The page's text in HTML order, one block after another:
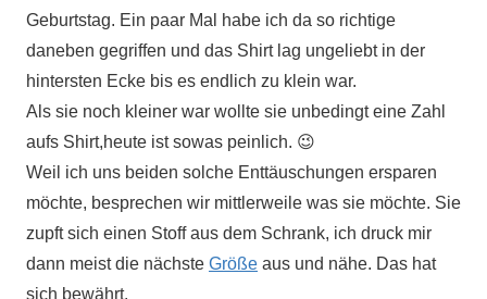
Geburtstag. Ein paar Mal habe ich da so richtige
daneben gegriffen und das Shirt lag ungeliebt in der
hintersten Ecke bis es endlich zu klein war.
Als sie noch kleiner war wollte sie unbedingt eine Zahl
aufs Shirt,heute ist sowas peinlich. 😉
Weil ich uns beiden solche Enttäuschungen ersparen
möchte, besprechen wir mittlerweile was sie möchte. Sie
zupft sich einen Stoff aus dem Schrank, ich druck mir
dann meist die nächste Größe aus und nähe. Das hat
sich bewährt.